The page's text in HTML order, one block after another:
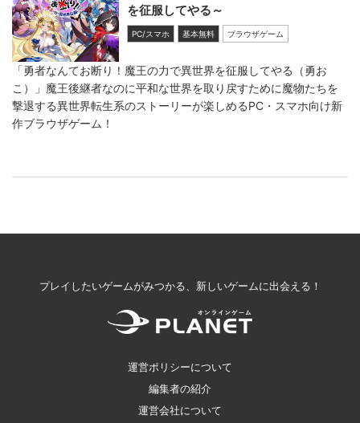
を征服してやる～
PC/スマホ 基本無料 ブラウザゲーム
「勇者なんてお断り！魔王の力で異世界を征服してやる（勇お
こ）」魔王後継者なのに平和な世界を取り戻すために魔物たちを
撃退する異世界転生系のストーリーが楽しめるPC・スマホ向け新
作ブラウザゲーム！
プレイしたいゲームがみつかる、新しいゲームに出会える！
運営ポリシーについて
編集者の紹介
運営会社について